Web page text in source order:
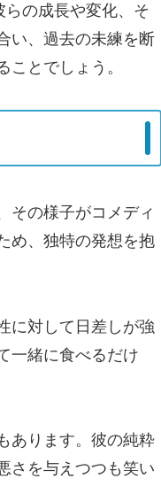
の成長や変化、そ
い、過去の未練を断
とでしょう。
その様子がコメディ
め、独特の発想を抱
に対して日差しが強
一緒に食べるだけ
あります。彼の純粋
さを与えつつも笑い